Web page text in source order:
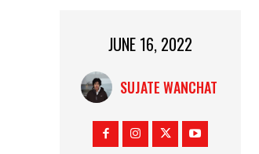
JUNE 16, 2022
SUJATE WANCHAT